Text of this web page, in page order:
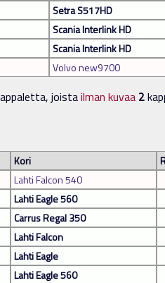
Setra S517HD
Scania Interlink HD
Scania Interlink HD
Volvo new9700
joistailman kuvaa 2
Kori
Lahti Falcon 540
Lahti Eagle 560
Carrus Regal 350
Lahti Falcon
Lahti Eagle
Lahti Eagle 560